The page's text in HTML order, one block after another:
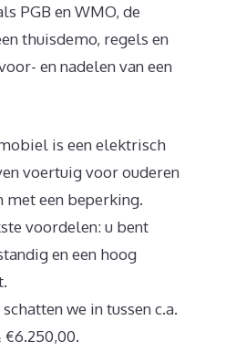
PGB en WMO, de
thuisdemo, regels en
en nadelen van een
is een elektrisch
voertuig voor ouderen
met een beperking.
voordelen: u bent
en een hoog
we in tussen c.a.